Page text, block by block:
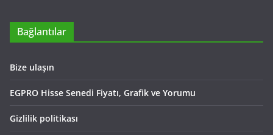
Bağlantılar
Bize ulaşın
EGPRO Hisse Senedi Fiyatı, Grafik ve Yorumu
Gizlilik politikası